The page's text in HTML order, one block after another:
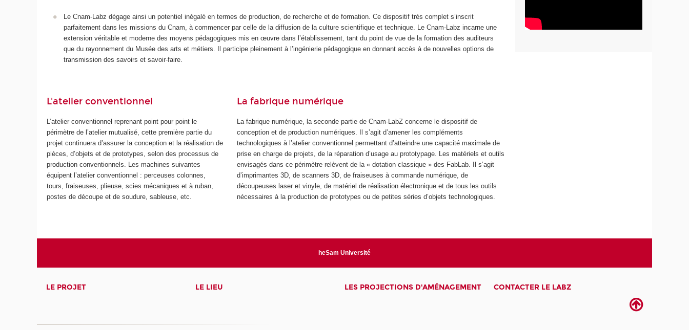
Le Cnam-Labz dégage ainsi un potentiel inégalé en termes de production, de recherche et de formation. Ce dispositif très complet s’inscrit
parfaitement dans les missions du Cnam, à commencer par celle de la diffusion de la culture scientifique et technique. Le Cnam-Labz incarne une
extension véritable et moderne des moyens pédagogiques mis en œuvre dans l’établissement, tant du point de vue de la formation des auditeurs
que du rayonnement du Musée des arts et métiers. Il participe pleinement à l’ingénierie pédagogique en donnant accès à de nouvelles options de
transmission des savoirs et savoir-faire.
L'atelier conventionnel
L’atelier conventionnel reprenant point pour point le
périmètre de l’atelier mutualisé, cette première partie du
projet continuera d’assurer la conception et la réalisation de
pièces, d’objets et de prototypes, selon des processus de
production conventionnels. Les machines suivantes
équipent l’atelier conventionnel : perceuses colonnes,
tours, fraiseuses, plieuse, scies mécaniques et à ruban,
postes de découpe et de soudure, sableuse, etc.
La fabrique numérique
La fabrique numérique, la seconde partie de Cnam-LabZ concerne le dispositif de
conception et de production numériques. Il s’agit d’amener les compléments
technologiques à l’atelier conventionnel permettant d’atteindre une capacité maximale de
prise en charge de projets, de la réparation d’usage au prototypage. Les matériels et outils
envisagés dans ce périmètre relèvent de la « dotation classique » des FabLab. Il s’agit
d’imprimantes 3D, de scanners 3D, de fraiseuses à commande numérique, de
découpeuses laser et vinyle, de matériel de réalisation électronique et de tous les outils
nécessaires à la production de prototypes ou de petites séries d’objets technologiques.
heSam Université
LE PROJET LE LIEU LES PROJECTIONS D'AMÉNAGEMENT CONTACTER LE LABZ